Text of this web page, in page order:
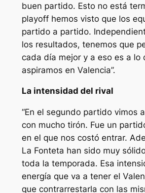
buen partido. Esto no está
playoff hemos visto que los
partido a partido.
los resultados, tenemos que
cada día mejor y a eso es a lo
aspiramos en Valencia”.
La intensidad del rival
“En el segundo partido vimos
con mucho tirón. Fue un
en el que nos costó entrar.
La Fonteta han sido muy
toda la temporada. Esa
energía que va a tener el
que contrarrestarla con las